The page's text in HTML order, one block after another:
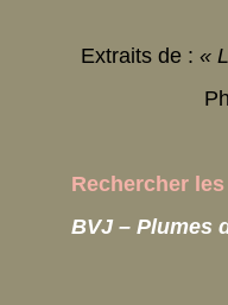
Extraits de : «
Rechercher
BVJ – Plumes